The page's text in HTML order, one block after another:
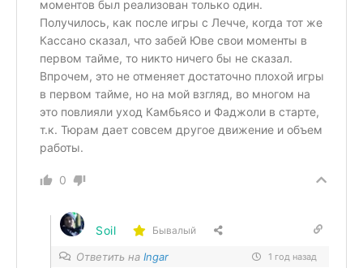
моментов был реализован только один.
Получилось, как после игры с Лечче, когда тот же
Кассано сказал, что забей Юве свои моменты в
первом тайме, то никто ничего бы не сказал.
Впрочем, это не отменяет достаточно плохой игры
в первом тайме, но на мой взгляд, во многом на
это повлияли уход Камбьясо и Фаджоли в старте,
т.к. Тюрам дает совсем другое движение и объем
работы.
0
Soil Бывалый
Ответить на Ingar 1 год назад